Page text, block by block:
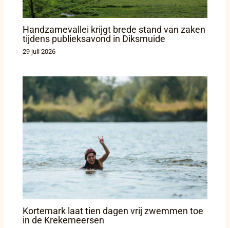
Handzamevallei krijgt brede stand van zaken
tijdens publieksavond in Diksmuide
29 juli 2026
Kortemark laat tien dagen vrij zwemmen toe
in de Krekemeersen